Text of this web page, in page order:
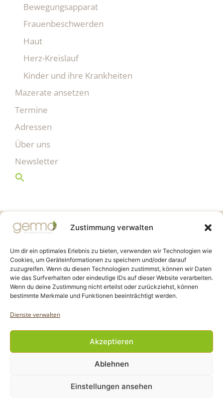
Zustimmung verwalten
Um dir ein optimales Erlebnis zu bieten, verwenden wir Technologien wie
Cookies, um Geräteinformationen zu speichern und/oder darauf
zuzugreifen. Wenn du diesen Technologien zustimmst, können wir Daten
wie das Surfverhalten oder eindeutige IDs auf dieser Website verarbeiten.
Wenn du deine Zustimmung nicht erteilst oder zurückziehst, können
bestimmte Merkmale und Funktionen beeinträchtigt werden.
Dienste verwalten
Akzeptieren
Ablehnen
Einstellungen ansehen
Bewegungsapparat
Frauenbeschwerden
Haut
Herz-Kreislauf
Kinder und ihre Krankheiten
Mazerate ansetzen
Termine
Adressen
Über uns
Newsletter
Gemmo Community
Birkenstr. 7
CH-6003 Luzern
info@gemmo.de
info@gemmo-community.at
Copyright Gemmo Community |